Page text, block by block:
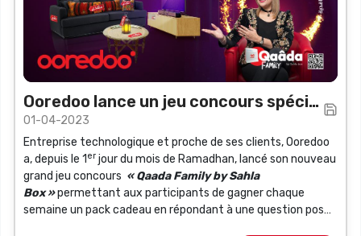
Ooredoo lance un jeu concours spécial
Ramadhan
01-04-2023
Entreprise technologique et proche de ses clients, Ooredoo
a, depuis le 1er jour du mois de Ramadhan, lancé son nouveau
grand jeu concours « Qaada Family by Sahla
Box »permettant aux participants de gagner chaque
semaine un pack cadeau en répondant à une question posée